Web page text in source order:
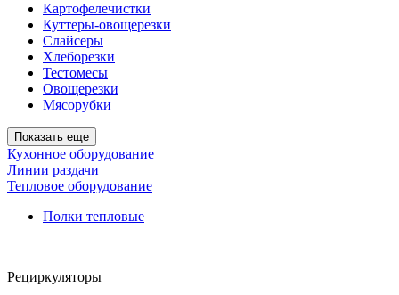
Картофелечистки
Куттеры-овощерезки
Слайсеры
Хлеборезки
Тестомесы
Овощерезки
Мясорубки
Показать еще
Кухонное оборудование
Линии раздачи
Тепловое оборудование
Полки тепловые
Рециркуляторы